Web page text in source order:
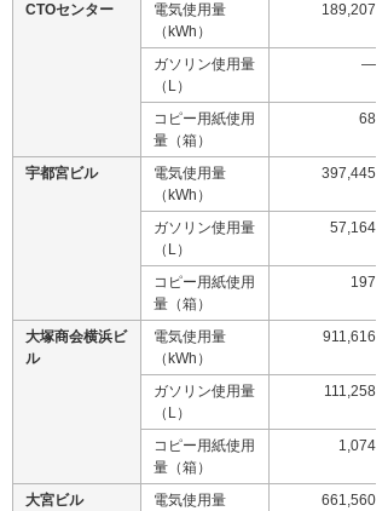
CTOセンター
電気使用量
（kWh）
189,207
ガソリン使用量
（L）
―
コピー用紙使用
量（箱）
68
宇都宮ビル
電気使用量
（kWh）
397,445
ガソリン使用量
（L）
57,164
コピー用紙使用
量（箱）
197
大塚商会横浜ビ
ル
電気使用量
（kWh）
911,616
ガソリン使用量
（L）
111,258
コピー用紙使用
量（箱）
1,074
大宮ビル
電気使用量
661,560